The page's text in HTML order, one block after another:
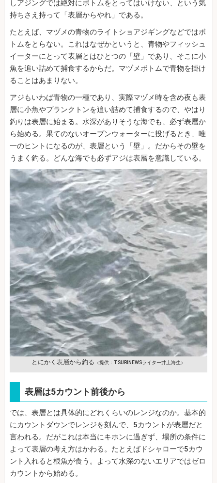
しアジングでは絶対にボトムをとってはいけない、という気
持ちさえ持って「表層からやれ」である。
たとえば、マヅメの青物のライトショアジギングなどではボ
トムをとらない。これはなぜかというと、青物やフィッシュ
イーターにとって表層とはひとつの「壁」であり、そこに小
魚を追い詰めて捕食するからだ。マヅメボトムで青物を掛け
ることはあまりない。
アジもいわば青物の一種であり、実際マヅメ時を含め夜も表
層に小魚やプランクトンを追い詰めて捕食するので、やはり
釣りは表層に始まる。水深がありそうな海でも、必ず表層か
ら始める。果てのないオープンウォーターに投げるとき、唯
一のヒントになるのが、表層という「壁」。だからその壁を
うまく釣る。どんな海でも必ずアジは表層を意識している。
とにかく表層から釣る （提供：TSURINEWSライター井上海生）
表層は5カウント前後から
では、表層とは具体的にどれくらいのレンジなのか。基本的
にカウントダウンでレンジを刻んで、5カウントが表層だと
言われる。だがこれは本当にキホンに過ぎず、場所の条件に
よって表層の考え方はかわる。たとえばドシャローで5カウ
ント入れると根魚が食う。よって水深のないエリアではゼロ
カウントから始める。